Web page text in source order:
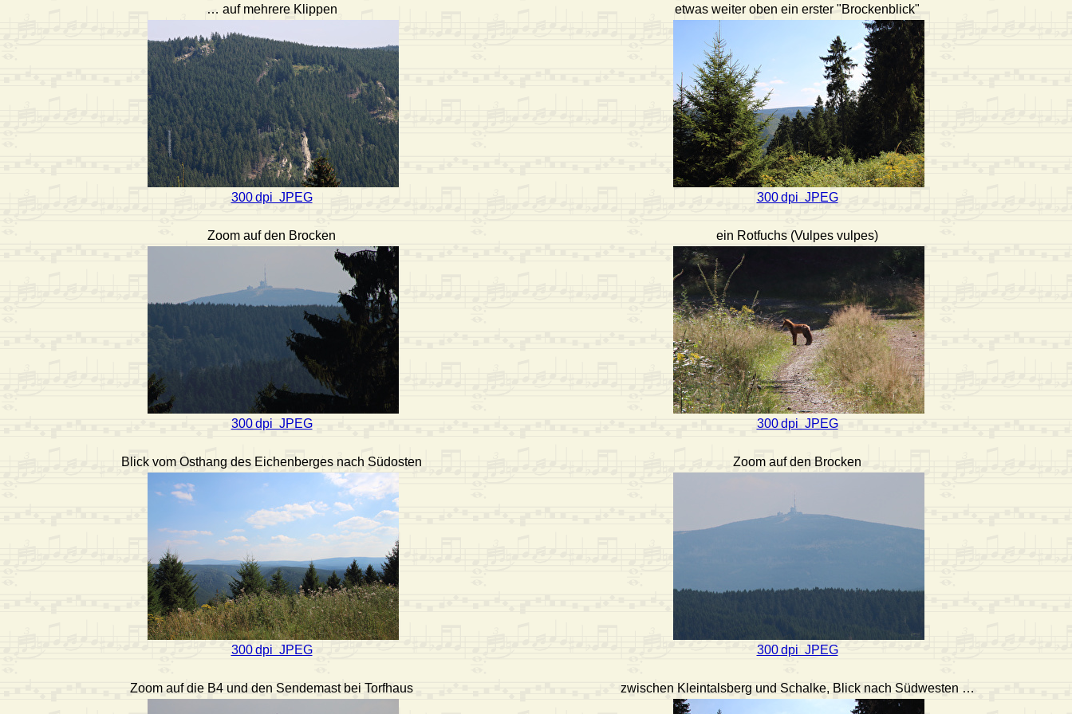
… auf mehrere Klippen
300 dpi JPEG
etwas weiter oben ein erster "Brockenblick"
300 dpi JPEG
Zoom auf den Brocken
300 dpi JPEG
ein Rotfuchs (Vulpes vulpes)
300 dpi JPEG
Blick vom Osthang des Eichenberges nach Südosten
300 dpi JPEG
Zoom auf den Brocken
300 dpi JPEG
Zoom auf die B4 und den Sendemast bei Torfhaus zwischen Kleintalsberg und Schalke, Blick nach Südwesten …